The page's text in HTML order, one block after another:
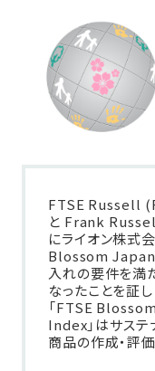
FTSE Russell
と Frank
にライオン株式
Blossom
入れの要件を満
なったことを証し
「FTSE
Index」はサステ
商品の作成・評